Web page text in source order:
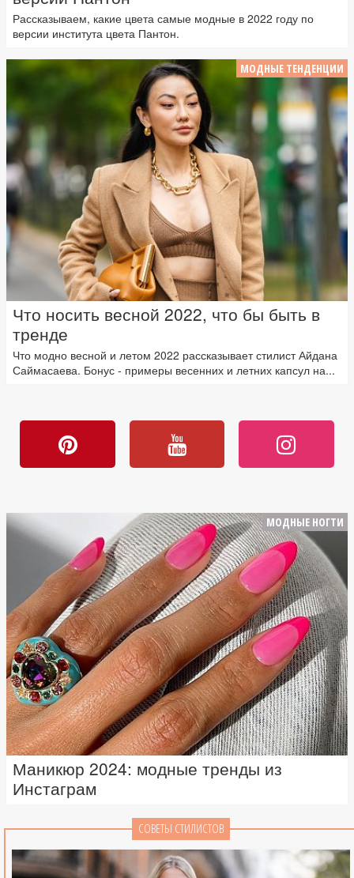
Рассказываем, какие цвета самые модные в 2022 году по
версии института цвета Пантон.
МОДНЫЕ ТЕНДЕНЦИИ
Что носить весной 2022, что бы быть в
тренде
Что модно весной и летом 2022 рассказывает стилист Айдана
Саймасаева. Бонус - примеры весенних и летних капсул на...
МОДНЫЕ НОГТИ
Маникюр 2024: модные тренды из
Инстаграм
СОВЕТЫ СТИЛИСТОВ